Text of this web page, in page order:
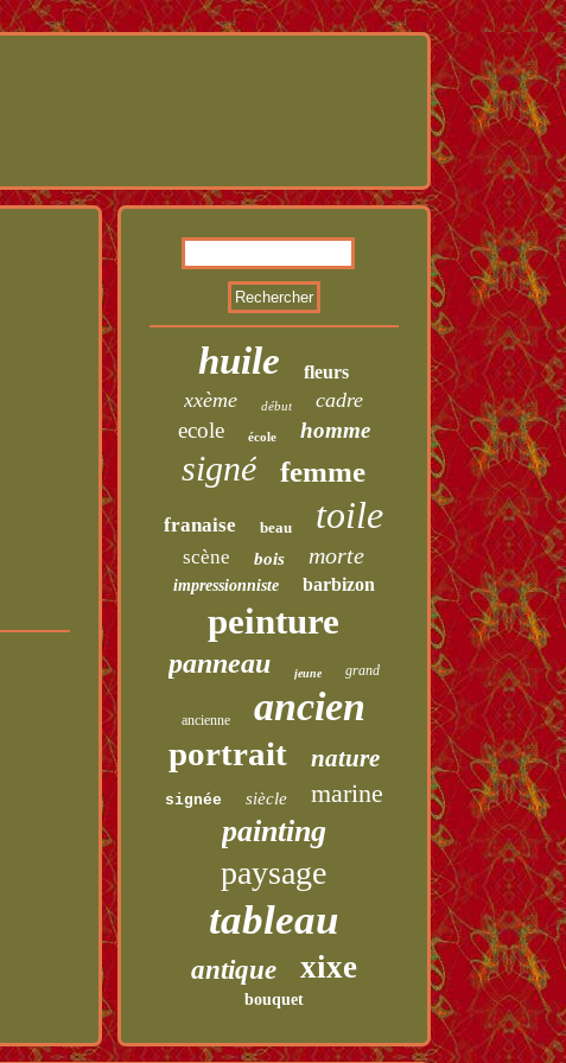
huile fleurs
xxème début cadre
ecole école homme
signé femme
franaise beau toile
scène bois morte
impressionniste barbizon
peinture
panneau jeune grand
ancienne ancien
portrait nature
signée siècle marine
painting
paysage
tableau
antique xixe
bouquet